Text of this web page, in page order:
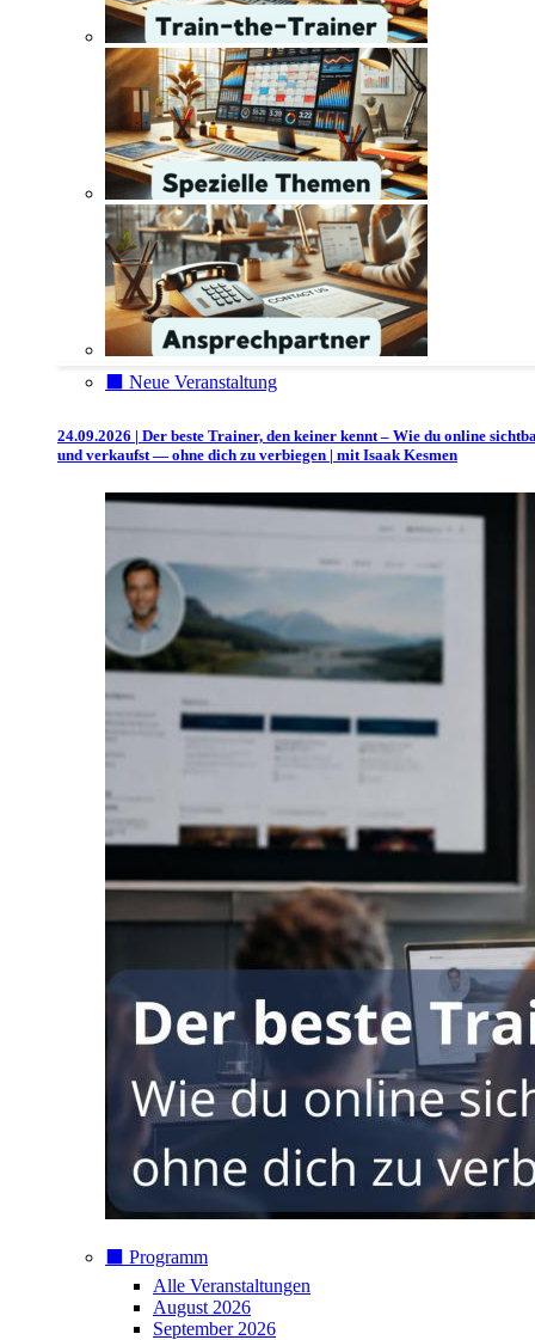
⬛️ Neue Veranstaltung
24.09.2026 | Der beste Trainer, den keiner kennt – Wie du online
und verkaufst — ohne dich zu verbiegen | mit Isaak Kesmen
⬛️ Programm
Alle Veranstaltungen
August 2026
September 2026